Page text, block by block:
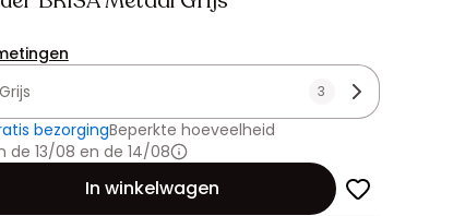
Grijs 3
bezorgingBeperkte hoeveelheid
de 13/08 en de 14/08
In winkelwagen